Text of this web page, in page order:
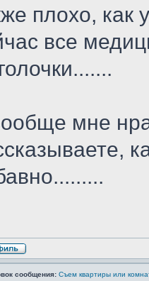
плохо, как
все
мне
сообщения: Съем квартиры или